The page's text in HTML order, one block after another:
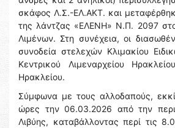
σκάφος Λ.Σ.-ΕΛ.ΑΚΤ. και
της λάντζας «ΕΛΕΝΗ» Ν.Π. 2097
Λιμένων. Στη συνέχεια, οι
συνοδεία στελεχών Κλιμακίου
Κεντρικού Λιμεναρχείου
Ηρακλείου.
Σύμφωνα με τους αλλοδαπούς,
ώρες την 06.03.2026 από την
Λιβύης, καταβάλλοντας περί τις